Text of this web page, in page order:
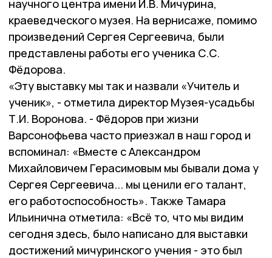
научного центра имени И.В. Мичурина,
краеведческого музея. На вернисаже, помимо
произведений Сергея Сергеевича, были
представлены работы его ученика С.С.
Фёдорова.
«Эту выставку мы так и назвали «Учитель и
ученик», - отметила директор Музея-усадьбы
Т.И. Воронова. - Фёдоров при жизни
Варсонофьева часто приезжал в наш город и
вспоминал: «Вместе с Александром
Михайловичем Герасимовым мы бывали дома у
Сергея Сергеевича... мы ценили его талант,
его работоспособность». Также Тамара
Ильинична отметила: «Всё то, что мы видим
сегодня здесь, было написано для выставки
достижений мичуринского учения - это был